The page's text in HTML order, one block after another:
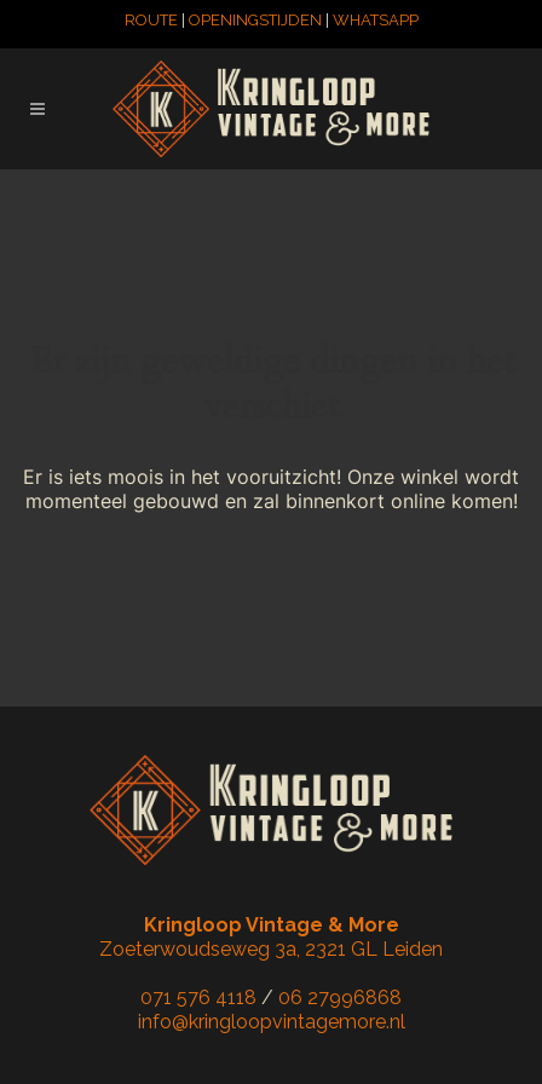
ROUTE| OPENINGSTIJDEN WHATSAPP
Er is iets moois in het vooruitzicht! Onze winkel wordt
momenteel gebouwd en zal binnenkort online komen!
Kringloop Vintage & More
Zoeterwoudseweg 3a, 2321 GL Leiden
071 576 4118 / 06 27996868
info@kringloopvintagemore.nl